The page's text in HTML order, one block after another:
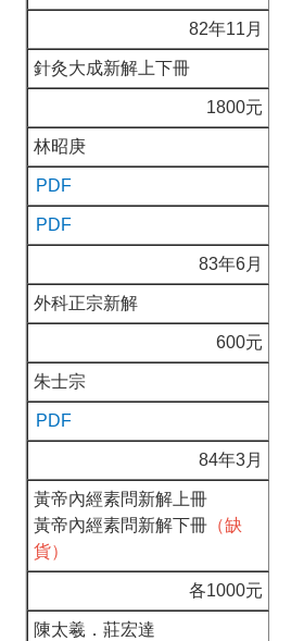
82年11月
針灸大成新解上下冊
1800元
林昭庚
PDF
PDF
83年6月
外科正宗新解
600元
朱士宗
PDF
84年3月
黃帝內經素問新解上冊
黃帝內經素問新解下冊 （缺
貨）
各1000元
陳太羲．莊宏達